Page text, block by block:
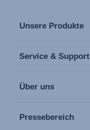
Unsere Produkte
Service & Support
Über uns
Pressebereich